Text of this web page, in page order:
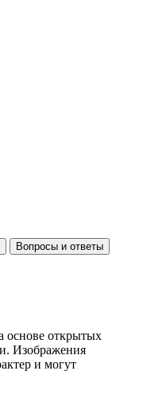
Вопросы и ответы
основе открытых
Изображения
и могут